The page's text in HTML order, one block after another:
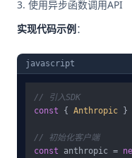
使用异步函数调用API
实现代码示例 ：
javascript
// 引入SDK
const { Anthropic }
// 初始化客户端
const anthropic =